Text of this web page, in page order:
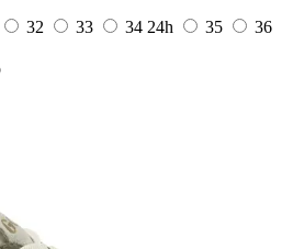
32 33 34 24h 35
36